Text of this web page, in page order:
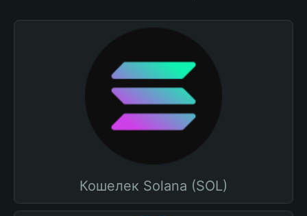
Кошелек Solana (SOL)